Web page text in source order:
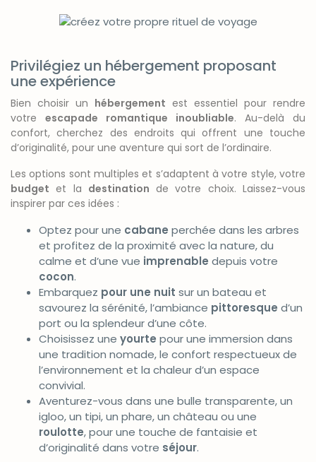
Privilégiez un hébergement proposant
une expérience
Bien choisir un hébergement est essentiel pour rendre
votre escapade romantique inoubliable. Au-delà du
confort, cherchez des endroits qui offrent une touche
d’originalité, pour une aventure qui sort de l’ordinaire.
Les options sont multiples et s’adaptent à votre style, votre
budget et la destination de votre choix. Laissez-vous
inspirer par ces idées :
Optez pour une cabane perchée dans les arbres
et profitez de la proximité avec la nature, du
calme et d’une vue imprenable depuis votre
cocon.
Embarquez pour une nuit sur un bateau et
savourez la sérénité, l’ambiance pittoresque d’un
port ou la splendeur d’une côte.
Choisissez une yourte pour une immersion dans
une tradition nomade, le confort respectueux de
l’environnement et la chaleur d’un espace
convivial.
Aventurez-vous dans une bulle transparente, un
igloo, un tipi, un phare, un château ou une
roulotte, pour une touche de fantaisie et
d’originalité dans votre séjour.